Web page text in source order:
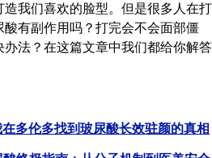
我们喜欢的脸型。但是很多人在打
有副作用吗？打完会不会面部僵
法？在这篇文章中我们都给你解答
多伦多找到玻尿酸长效驻颜的真相